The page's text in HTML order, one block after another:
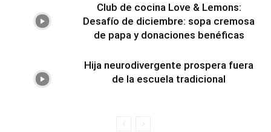
Club de cocina Love & Lemons:
Desafío de diciembre: sopa cremosa
de papa y donaciones benéficas
Hija neurodivergente prospera fuera
de la escuela tradicional